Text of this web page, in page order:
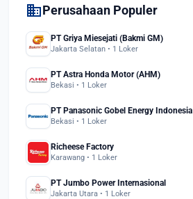
domainPerusahaan Populer
PT Griya Miesejati (Bakmi GM)
Jakarta Selatan • 1 Loker
PT Astra Honda Motor (AHM)
Bekasi • 1 Loker
PT Panasonic Gobel Energy Indonesia
Bekasi • 1 Loker
Richeese Factory
Karawang • 1 Loker
PT Jumbo Power Internasional
Jakarta Utara • 1 Loker